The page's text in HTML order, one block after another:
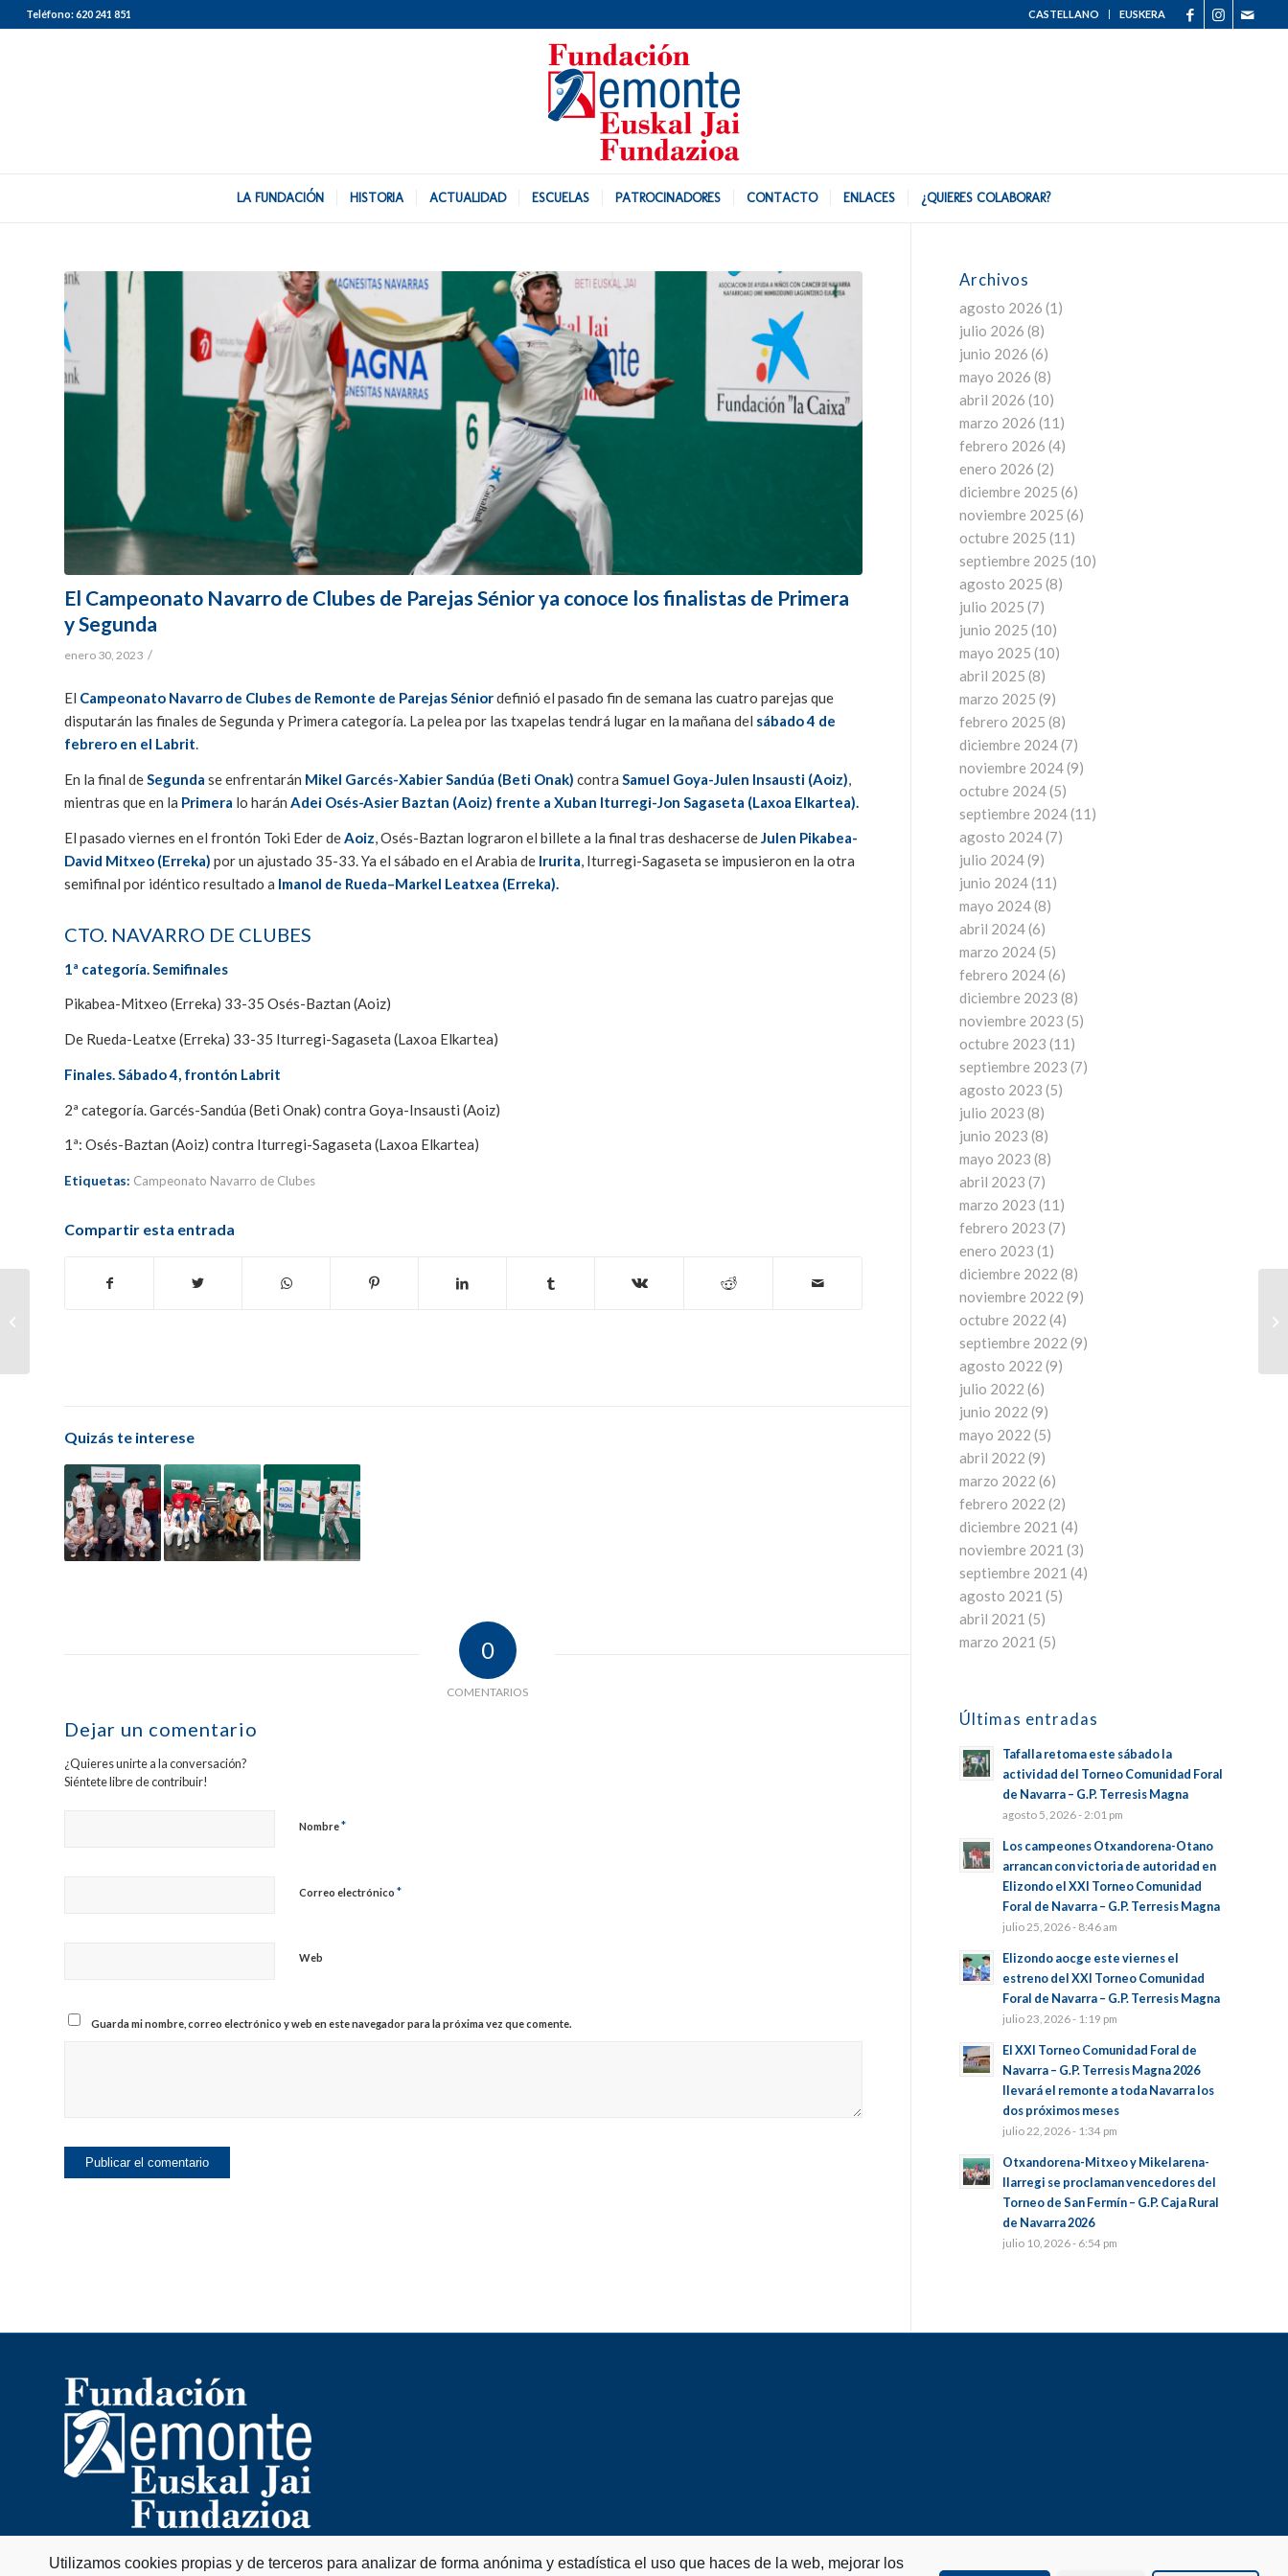
CASTELLANO EUSKERA
Teléfono:620 241 851
LA FUNDACIÓN HISTORIA ACTUALIDAD ESCUELAS PATROCINADORES CONTACTO ENLACES ¿QUIERES COLABORAR?
El Campeonato Navarro de Clubes de Parejas Sénior ya conoce los finalistas de Primera
y Segunda
enero 30, 2023 /
El Campeonato Navarro de Clubes de Remonte de Parejas Séniordefinió el pasado fin de semana las cuatro parejas que
disputarán las finales de Segunda y Primera categoría. La pelea por las txapelas tendrá lugar en la mañana del sábado 4 de
febrero en el Labrit.
En la final deSegunda se enfrentarán Mikel Garcés-Xabier Sandúa (Beti Onak) contra Samuel Goya-Julen Insausti (Aoiz),
mientras que en la Primera lo harán Adei Osés-Asier Baztan (Aoiz) frente a Xuban Iturregi-Jon Sagaseta (Laxoa Elkartea).
El pasado viernes en el frontón Toki Eder deAoiz, Osés-Baztan lograron el billete a la final tras deshacerse deJulen Pikabea-
David Mitxeo (Erreka) por un ajustado 35-33. Ya el sábado en el Arabia de Irurita, Iturregi-Sagaseta se impusieron en la otra
semifinal por idéntico resultado a Imanol de Rueda–Markel Leatxea (Erreka).
CTO. NAVARRO DE CLUBES
1ª categoría. Semifinales
Pikabea-Mitxeo (Erreka) 33-35 Osés-Baztan (Aoiz)
De Rueda-Leatxe (Erreka) 33-35 Iturregi-Sagaseta (Laxoa Elkartea)
Finales. Sábado 4, frontón Labrit
2ª categoría. Garcés-Sandúa (Beti Onak) contra Goya-Insausti (Aoiz)
1ª: Osés-Baztan (Aoiz) contra Iturregi-Sagaseta (Laxoa Elkartea)
Etiquetas: Campeonato Navarro de Clubes
Compartir esta entrada
Quizás te interese
0
COMENTARIOS
Dejar un comentario
¿Quieres unirte a la conversación?
Siéntete libre de contribuir!
Nombre*
Correo electrónico *
Web
Guarda mi nombre, correo electrónico y web en este navegador para la próxima vez que comente.
Archivos
agosto 2026 (1)
julio 2026 (8)
junio 2026 (6)
mayo 2026 (8)
abril 2026 (10)
marzo 2026 (11)
febrero 2026 (4)
enero 2026 (2)
diciembre 2025 (6)
noviembre 2025 (6)
octubre 2025 (11)
septiembre 2025 (10)
agosto 2025 (8)
julio 2025 (7)
junio 2025 (10)
mayo 2025 (10)
abril 2025 (8)
marzo 2025 (9)
febrero 2025 (8)
diciembre 2024(7)
noviembre 2024(9)
octubre 2024(5)
septiembre 2024(11)
agosto 2024(7)
julio 2024(9)
junio 2024(11)
mayo 2024(8)
abril 2024(6)
marzo 2024(5)
febrero 2024(6)
diciembre 2023 (8)
noviembre 2023 (5)
octubre 2023 (11)
septiembre 2023 (7)
agosto 2023 (5)
julio 2023 (8)
junio 2023 (8)
mayo 2023 (8)
abril 2023 (7)
marzo 2023 (11)
febrero 2023 (7)
enero 2023 (1)
diciembre 2022 (8)
noviembre 2022 (9)
octubre 2022 (4)
septiembre 2022 (9)
agosto 2022 (9)
julio 2022 (6)
junio 2022 (9)
mayo 2022 (5)
abril 2022 (9)
marzo 2022 (6)
febrero 2022 (2)
diciembre 2021 (4)
noviembre 2021 (3)
septiembre 2021 (4)
agosto 2021 (5)
abril 2021 (5)
marzo 2021 (5)
Últimas entradas
Tafalla retoma este sábado la
actividad del Torneo Comunidad Foral
de Navarra – G.P. Terresis Magna
agosto 5, 2026 - 2:01 pm
Los campeones Otxandorena-Otano
arrancan con victoria de autoridad en
Elizondo el XXI Torneo Comunidad
Foral de Navarra – G.P. Terresis Magna
julio 25, 2026 - 8:46 am
Elizondo aocge este viernes el
estreno del XXI Torneo Comunidad
Foral de Navarra – G.P. Terresis Magna
julio 23, 2026 - 1:19 pm
El XXI Torneo Comunidad Foral de
Navarra – G.P. Terresis Magna 2026
llevará el remonte a toda Navarra los
dos próximos meses
julio 22, 2026 - 1:34 pm
Otxandorena-Mitxeo y Mikelarena-
Ilarregi se proclaman vencedores del
Torneo de San Fermín – G.P. Caja Rural
de Navarra 2026
julio 10, 2026 - 6:54 pm
Uterga impone su
Utilizamos cookies propias y de terceros para analizar de forma anónima y estadística el uso que haces de la web, mejorar los